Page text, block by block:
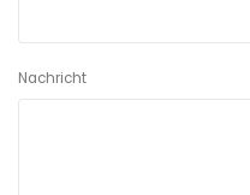
Nachricht